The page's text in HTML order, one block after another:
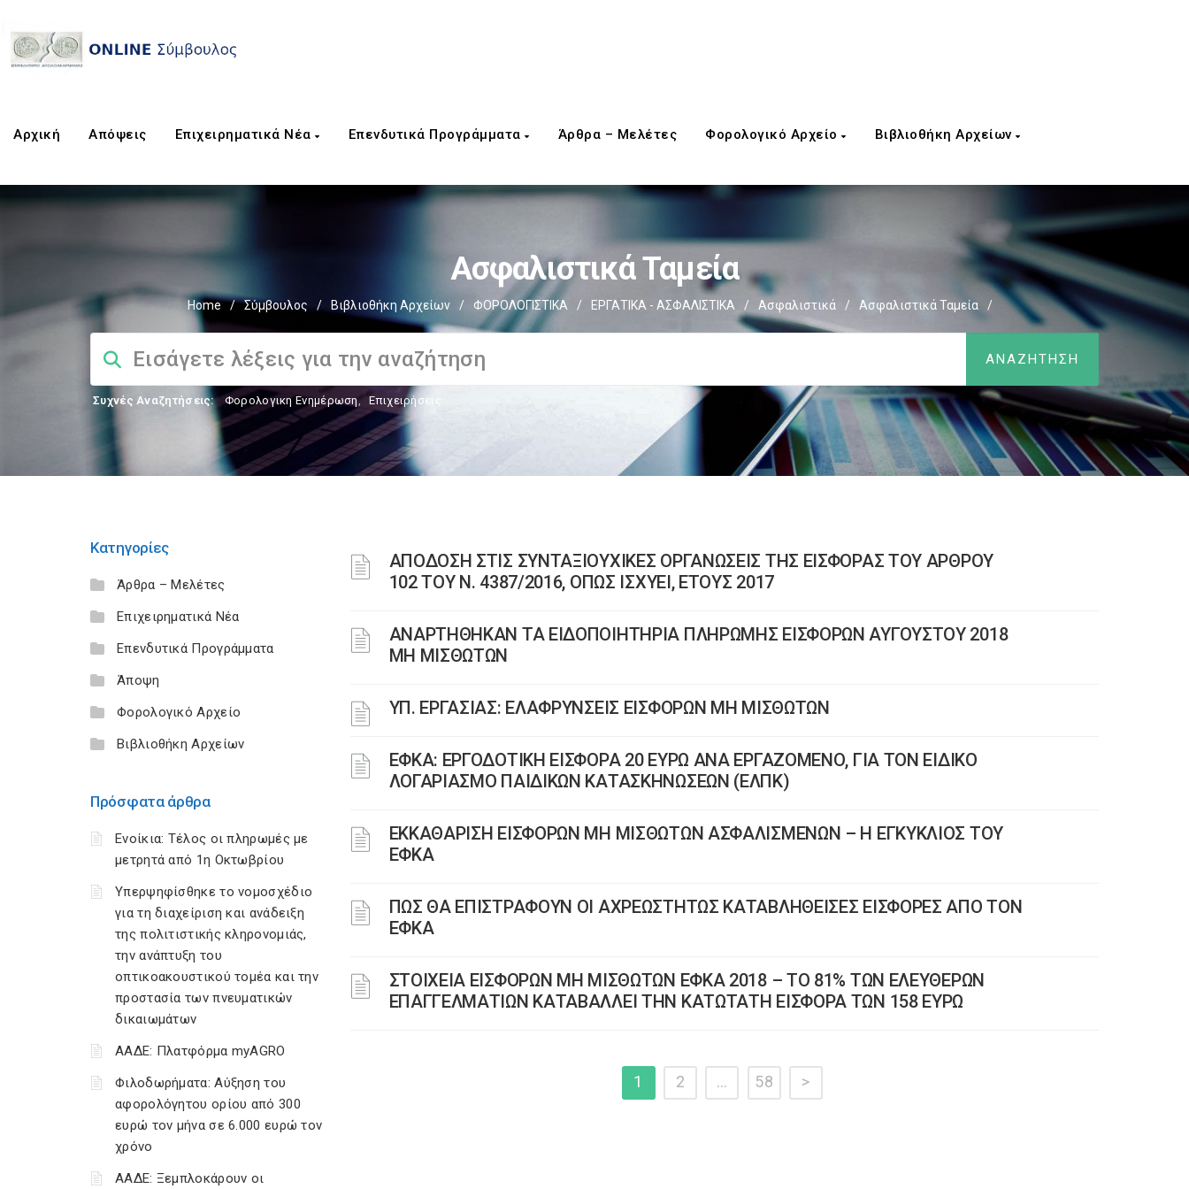
Αρχική Απόψεις Επιχειρηματικά Νέα Επενδυτικά Προγράμματα Άρθρα – Μελέτες Φορολογικό Αρχείο Βιβλιοθήκη Αρχείων
Ασφαλιστικά Ταμεία
Home / Σύμβουλος / Βιβλιοθήκη Αρχείων / ΦΟΡΟΛΟΓΙΣΤΙΚΑ / ΕΡΓΑΤΙΚΑ - ΑΣΦΑΛΙΣΤΙΚΑ / Ασφαλιστικά / Ασφαλιστικά Ταμεία /
Συχνές Αναζητήσεις: Φορολογικη Ενημέρωση, Επιχειρήσεις
Κατηγορίες
Άρθρα – Μελέτες
Επιχειρηματικά Νέα
Επενδυτικά Προγράμματα
Άποψη
Φορολογικό Αρχείο
Βιβλιοθήκη Αρχείων
Πρόσφατα άρθρα
Ενοίκια: Τέλος οι πληρωμές με
μετρητά από 1η Οκτωβρίου
Υπερψηφίσθηκε το νομοσχέδιο
για τη διαχείριση και ανάδειξη
της πολιτιστικής κληρονομιάς,
την ανάπτυξη του
οπτικοακουστικού τομέα και την
προστασία των πνευματικών
δικαιωμάτων
ΑΑΔΕ: Πλατφόρμα myAGRO
Φιλοδωρήματα: Αύξηση του
αφορολόγητου ορίου από 300
ευρώ τον μήνα σε 6.000 ευρώ τον
χρόνο
ΑΑΔΕ: Ξεμπλοκάρουν οι
ΑΠΟΔΟΣΗ ΣΤΙΣ ΣΥΝΤΑΞΙΟΥΧΙΚΕΣ ΟΡΓΑΝΩΣΕΙΣ ΤΗΣ ΕΙΣΦΟΡΑΣ ΤΟΥ ΑΡΘΡΟΥ
102 ΤΟΥ Ν. 4387/2016, ΟΠΩΣ ΙΣΧΥΕΙ, ΕΤΟΥΣ 2017
ΑΝΑΡΤΗΘΗΚΑΝ ΤΑ ΕΙΔΟΠΟΙΗΤΗΡΙΑ ΠΛΗΡΩΜΗΣ ΕΙΣΦΟΡΩΝ ΑΥΓΟΥΣΤΟΥ 2018
ΜΗ ΜΙΣΘΩΤΩΝ
ΥΠ. ΕΡΓΑΣΙΑΣ: ΕΛΑΦΡΥΝΣΕΙΣ ΕΙΣΦΟΡΩΝ ΜΗ ΜΙΣΘΩΤΩΝ
ΕΦΚΑ: ΕΡΓΟΔΟΤΙΚΗ ΕΙΣΦΟΡΑ 20 ΕΥΡΩ ΑΝΑ ΕΡΓΑΖΟΜΕΝΟ, ΓΙΑ ΤΟΝ ΕΙΔΙΚΟ
ΛΟΓΑΡΙΑΣΜΟ ΠΑΙΔΙΚΩΝ ΚΑΤΑΣΚΗΝΩΣΕΩΝ (ΕΛΠΚ)
ΕΚΚΑΘΑΡΙΣΗ ΕΙΣΦΟΡΩΝ ΜΗ ΜΙΣΘΩΤΩΝ ΑΣΦΑΛΙΣΜΕΝΩΝ – Η ΕΓΚΥΚΛΙΟΣ ΤΟΥ
ΕΦΚΑ
ΠΩΣ ΘΑ ΕΠΙΣΤΡΑΦΟΥΝ ΟΙ ΑΧΡΕΩΣΤΗΤΩΣ ΚΑΤΑΒΛΗΘΕΙΣΕΣ ΕΙΣΦΟΡΕΣ ΑΠΟ ΤΟΝ
ΕΦΚΑ
ΣΤΟΙΧΕΙΑ ΕΙΣΦΟΡΩΝ ΜΗ ΜΙΣΘΩΤΩΝ ΕΦΚΑ 2018 – TΟ 81% ΤΩΝ ΕΛΕΥΘΕΡΩΝ
ΕΠΑΓΓΕΛΜΑΤΙΩΝ ΚΑΤΑΒΑΛΛΕΙ ΤΗΝ ΚΑΤΩΤΑΤΗ ΕΙΣΦΟΡΑ ΤΩΝ 158 ΕΥΡΩ
1 2 … 58 >